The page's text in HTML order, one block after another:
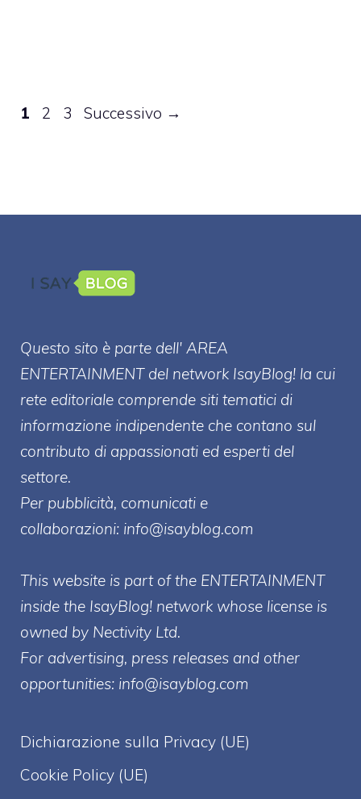
Pagina
1 Pagina
2 Pagina
3 Successivo →
Questo sito è parte dell' AREA
ENTERTAINMENT del network IsayBlog! la cui
rete editoriale comprende siti tematici di
informazione indipendente che contano sul
contributo di appassionati ed esperti del
settore.
Per pubblicità, comunicati e
collaborazioni: info@isayblog.com
This website is part of the ENTERTAINMENT
inside the IsayBlog! network whose license is
owned by Nectivity Ltd.
For advertising, press releases and other
opportunities: info@isayblog.com
Dichiarazione sulla Privacy (UE)
Cookie Policy (UE)